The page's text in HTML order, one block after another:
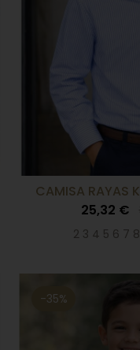
CAMISA RAYAS
25,32 €
2 3 4 5 6 7 8
-35%